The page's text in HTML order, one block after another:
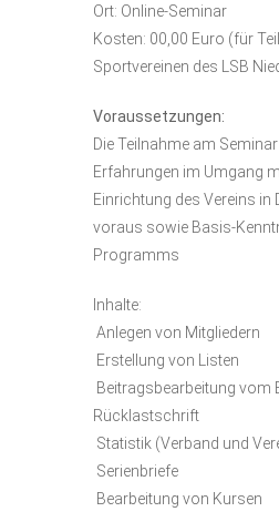
Ort: Online-Seminar
Kosten: 00,00 Euro (für
Sportvereinen des LSB
Voraussetzungen:
Die Teilnahme am
Erfahrungen im Umgang
Einrichtung des Vereins in
voraus sowie Basis-
Programms
Inhalte:
 Anlegen von Mitgliedern
 Erstellung von Listen
 Beitragsbearbeitung
Rücklastschrift
 Statistik (Verband und
 Serienbriefe
 Bearbeitung von Kursen